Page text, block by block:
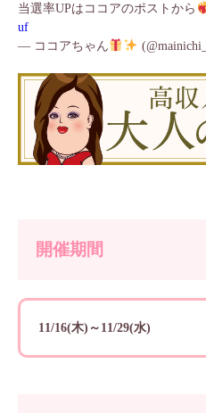
当選率UPはココアのポストから
uf
— ココアちゃん
開催期間
11/16(木)～11/29(水)